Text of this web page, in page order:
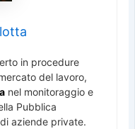
in procedure
del lavoro,
nel monitoraggio e
Pubblica
aziende private.